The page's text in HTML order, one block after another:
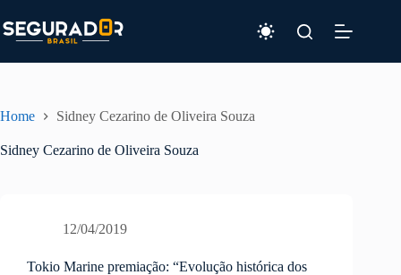
para
o
Home Sidney Cezarino de Oliveira Souza
Sidney Cezarino de Oliveira Souza
12/04/2019
Tokio Marine premiação: “Evolução histórica dos